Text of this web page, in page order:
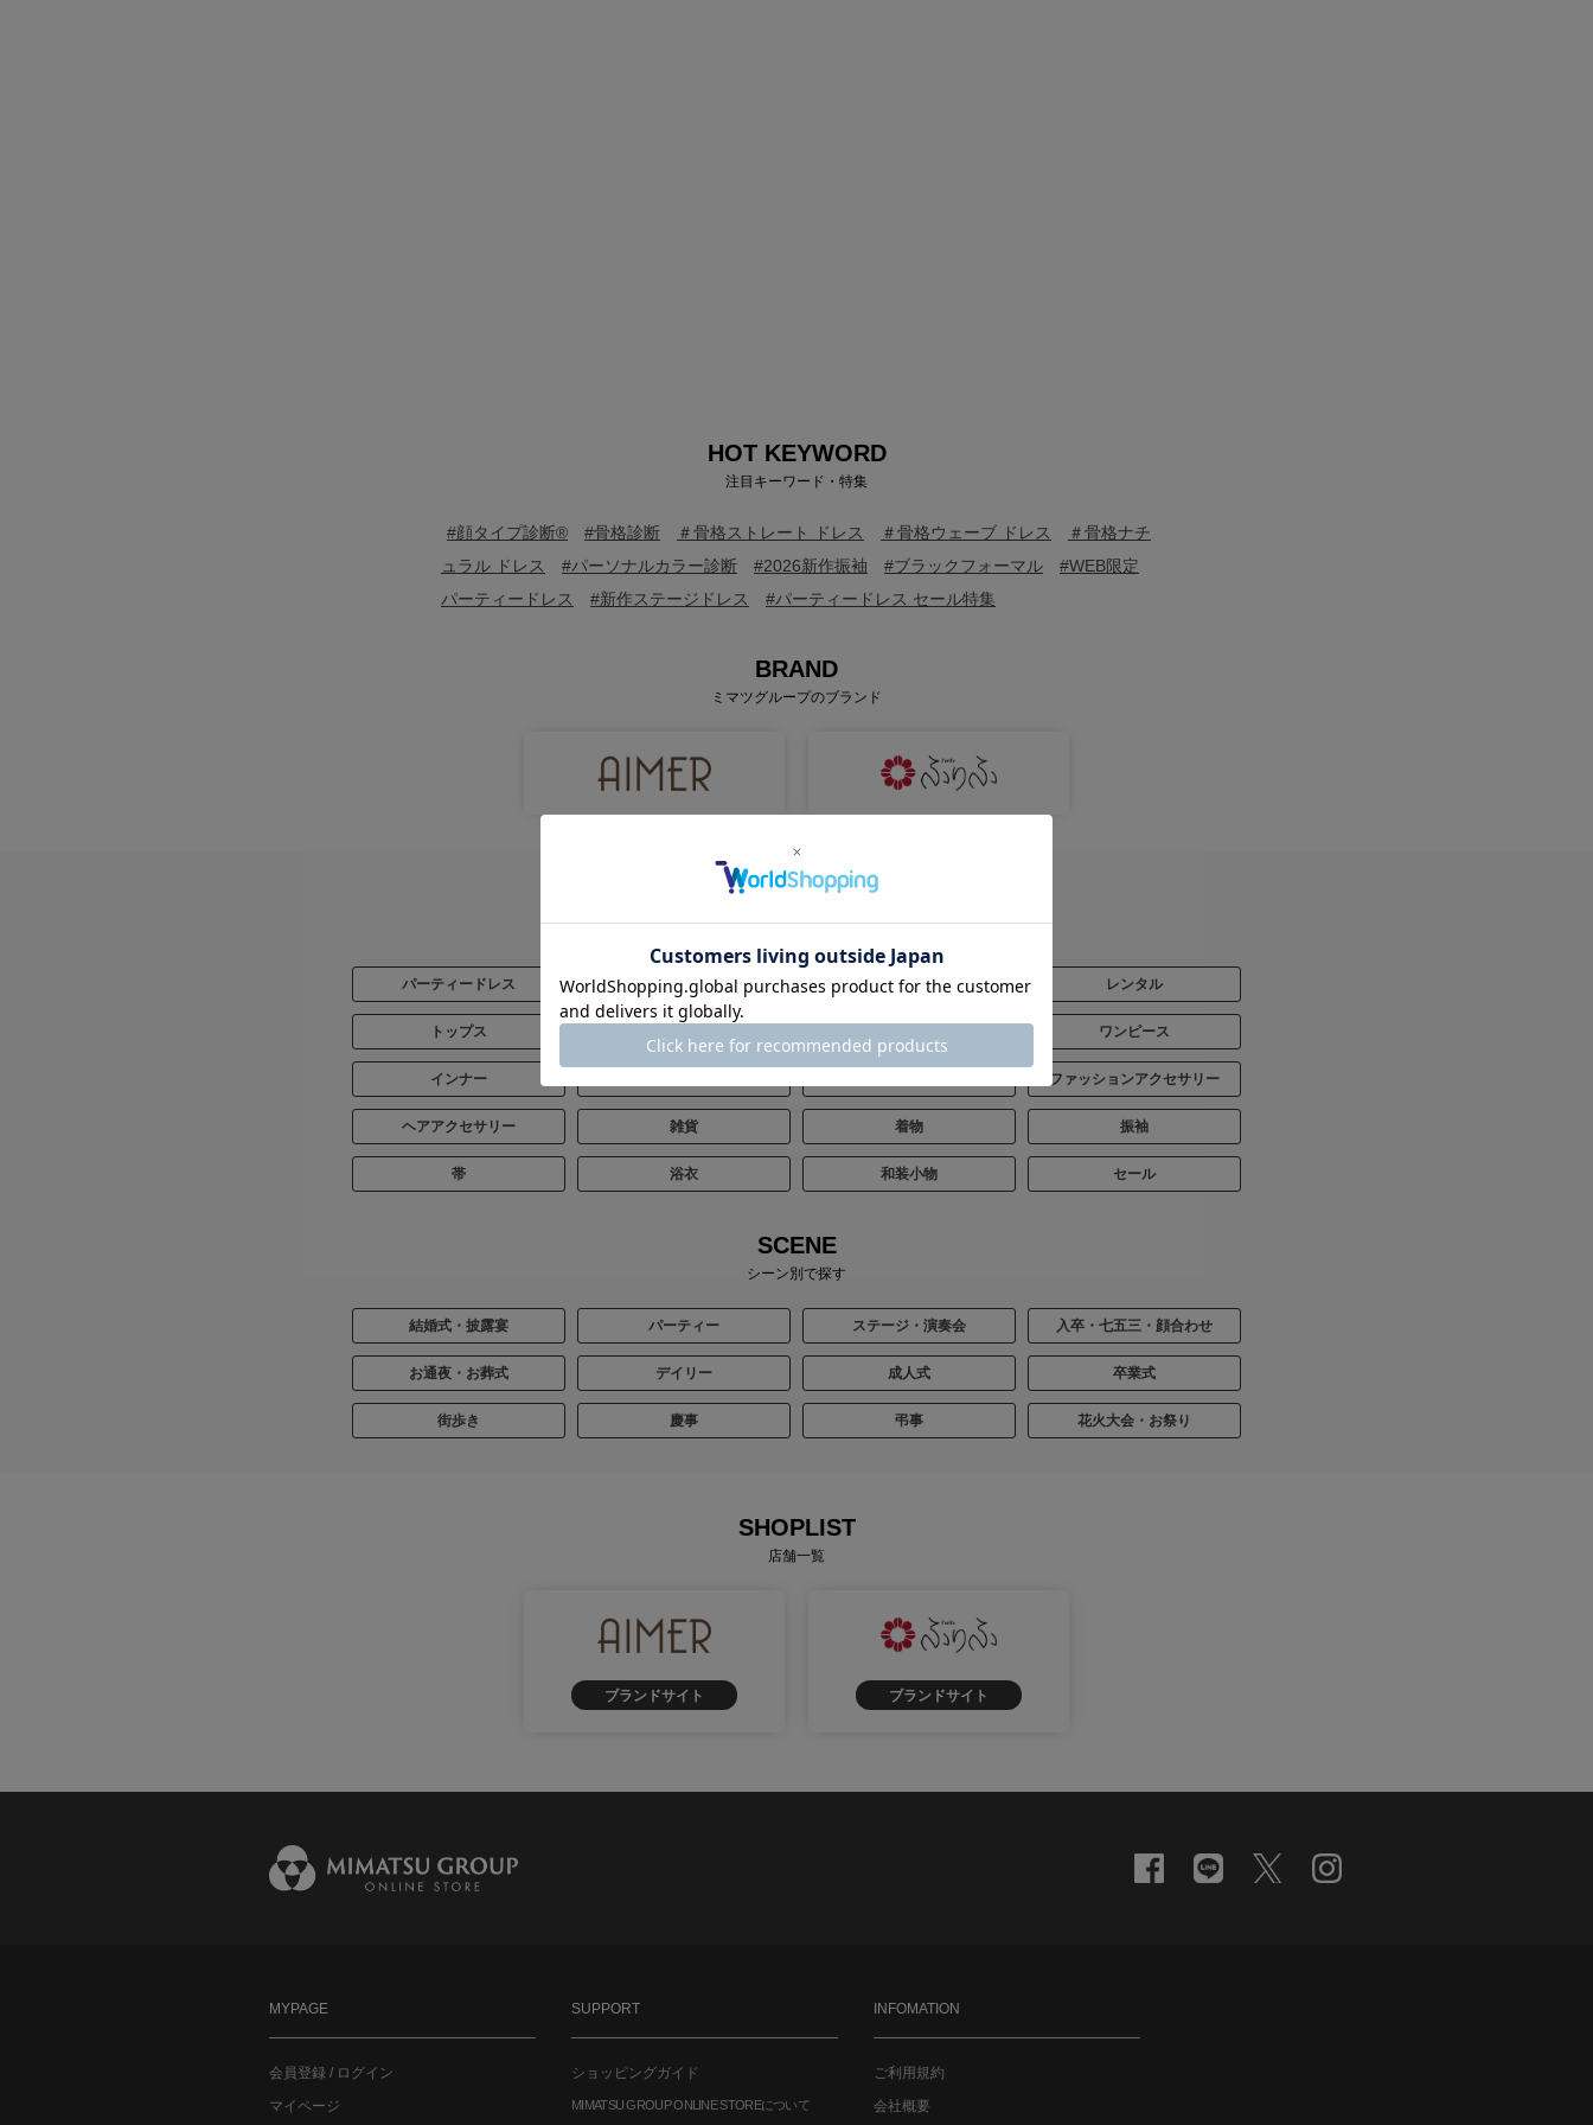
HOT KEYWORD
注目キーワード・特集
#顔タイプ診断® #骨格診断 ＃骨格ストレート ドレス ＃骨格ウェーブ ドレス
＃骨格ナチ
ュラル ドレス
#パーソナルカラー診断 #2026新作振袖 #ブラックフォーマル
#WEB限定
パーティードレス
#新作ステージドレス #パーティードレス セール特集
BRAND
ミマツグループのブランド
パーティードレス ブラックフォーマル（喪服） ステージ レンタル
トップス ワンピース
インナー ファッションアクセサリー
ヘアアクセサリー 雑貨 着物 振袖
帯 浴衣 和装小物 セール
SCENE
シーン別で探す
結婚式・披露宴 パーティー ステージ・演奏会 入卒・七五三・顔合わせ
お通夜・お葬式 デイリー 成人式 卒業式
街歩き 慶事 弔事 花火大会・お祭り
SHOPLIST
店舗一覧
ブランドサイト ブランドサイト
MYPAGE
会員登録 / ログイン
マイページ
SUPPORT
ショッピングガイド
MIMATSU GROUP ONLINE STOREについて
INFOMATION
ご利用規約
会社概要